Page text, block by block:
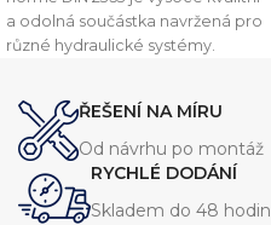
a odolná součástka navržená pro
různé hydraulické systémy.
při vysokém tlaku. Tato redukce
je dostupná v několika
velikostech, aby vyhovovala
různým požadavkům systému.
ŘEŠENÍ NA MÍRU
Od návrhu po montáž
RYCHLÉ DODÁNÍ
Skladem do 48 hodin